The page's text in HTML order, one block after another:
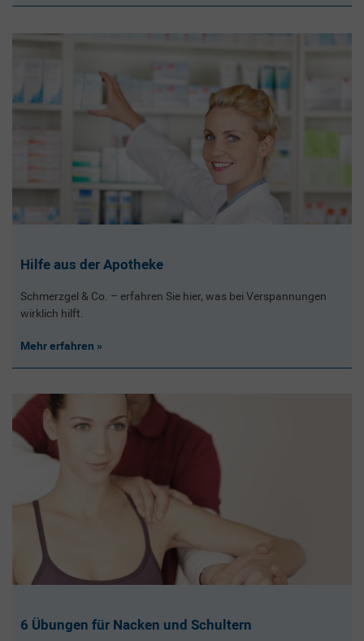
Hilfe aus der Apotheke
Schmerzgel & Co. – erfahren Sie hier, was bei Verspannungen
wirklich hilft.
Mehr erfahren
6 Übungen für Nacken und Schultern